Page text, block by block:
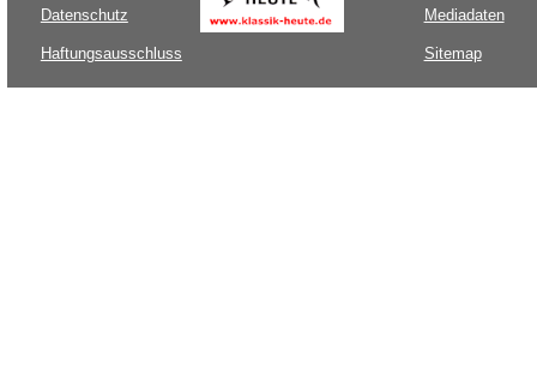
Datenschutz
Haftungsausschluss
Mediadaten
Sitemap